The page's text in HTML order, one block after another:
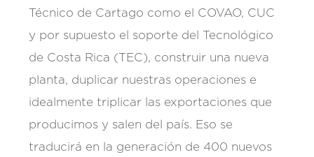
Técnico de Cartago como el COVAO, CUC
y por supuesto el soporte del Tecnológico
de Costa Rica (TEC), construir una nueva
planta, duplicar nuestras operaciones e
idealmente triplicar las exportaciones que
producimos y salen del país. Eso se
traducirá en la generación de 400 nuevos